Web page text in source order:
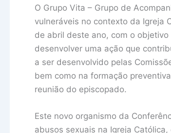
O Grupo Vita – Grupo de
vulneráveis no contexto da Igreja
de abril deste ano, com o
desenvolver uma ação que
a ser desenvolvido pelas
bem como na formação
reunião do episcopado.
Este novo organismo da
abusos sexuais na Igreja